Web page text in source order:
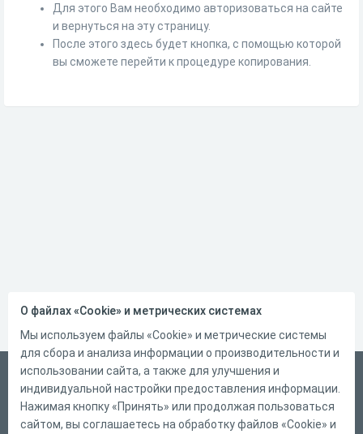
Для этого Вам необходимо авторизоваться на сайте
и вернуться на эту страницу.
После этого здесь будет кнопка, с помощью которой
вы сможете перейти к процедуре копирования.
Русский
Справка
Форма обратной связи
О файлах «Cookie» и метрических системах
Мы используем файлы «Cookie» и метрические системы
для сбора и анализа информации о производительности и
использовании сайта, а также для улучшения и
индивидуальной настройки предоставления информации.
Нажимая кнопку «Принять» или продолжая пользоваться
сайтом, вы соглашаетесь на обработку файлов «Cookie» и